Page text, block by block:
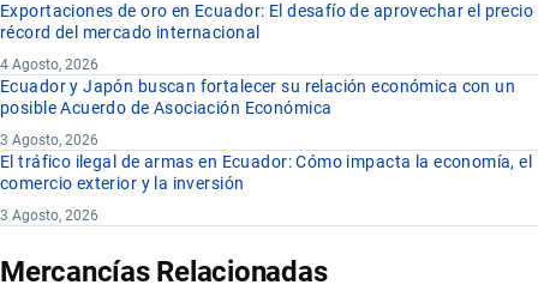
Exportaciones de oro en Ecuador: El desafío de aprovechar el precio
récord del mercado internacional
4 Agosto, 2026
Ecuador y Japón buscan fortalecer su relación económica con un
posible Acuerdo de Asociación Económica
3 Agosto, 2026
El tráfico ilegal de armas en Ecuador: Cómo impacta la economía, el
comercio exterior y la inversión
3 Agosto, 2026
Mercancías Relacionadas